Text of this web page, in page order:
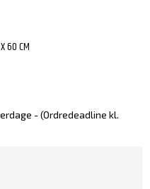
60 CM
- (Ordredeadline kl.